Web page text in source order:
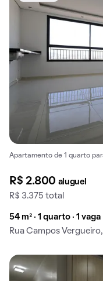
Apartamento de 1 quarto
R$ 2.800 aluguel
R$ 3.375 total
54 m² · 1 quarto · 1 vaga
Rua Campos